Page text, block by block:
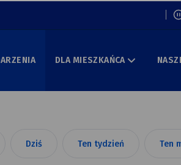
DLA MIESZKAŃCA
Dziś Ten tydzień Ten